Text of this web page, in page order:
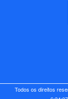
Todos os direitos